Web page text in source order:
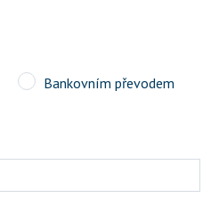
Bankovním převodem